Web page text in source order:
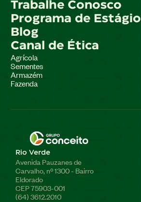
Trabalhe Conosco
Programa de Estágio
Blog
Canal de Ética
Agrícola
Sementes
Armazém
Fazenda
Rio Verde
Avenida Pauzanes de
Carvalho, nº 1300 - Bairro
Eldorado
CEP 75903-001
(64) 3612.2010